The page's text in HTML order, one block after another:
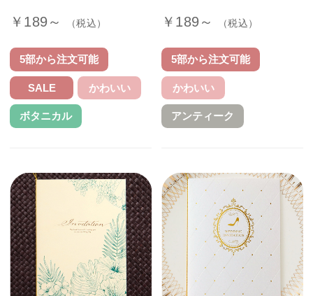
￥189～ （税込）
5部から注文可能
SALE かわいい
ボタニカル
￥189～ （税込）
5部から注文可能
かわいい
アンティーク